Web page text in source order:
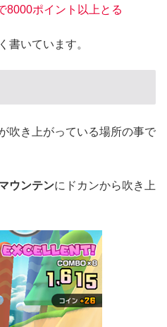
8000ポイント以上とる
書いています。
吹き上がっている場所の事で
ウンテンにドカンから吹き上